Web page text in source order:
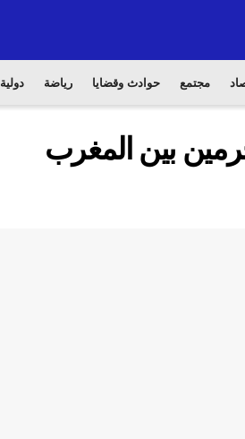
مجتمع حوادث وقضايا رياضة دولية
بين المغرب